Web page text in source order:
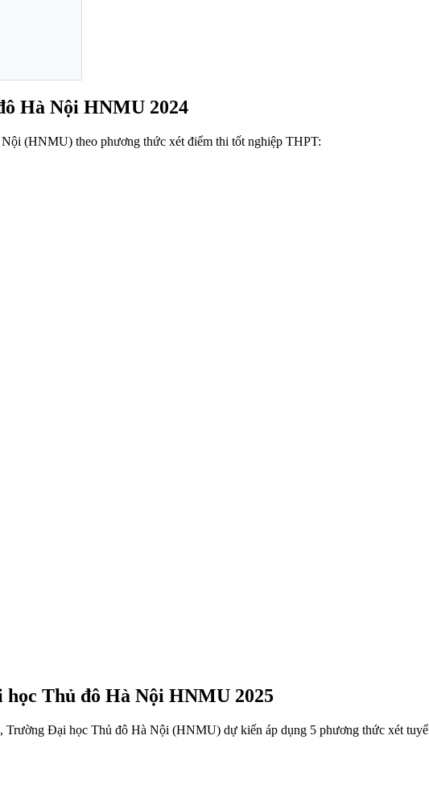
Hà Nội HNMU 2024
(HNMU) theo phương thức xét điểm thi tốt nghiệp THPT:
Thủ đô Hà Nội HNMU 2025
Trường Đại học Thủ đô Hà Nội (HNMU) dự kiến áp dụng 5 phương thức xét